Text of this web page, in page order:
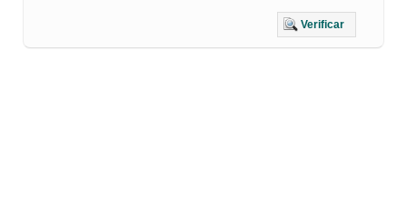
Verificar